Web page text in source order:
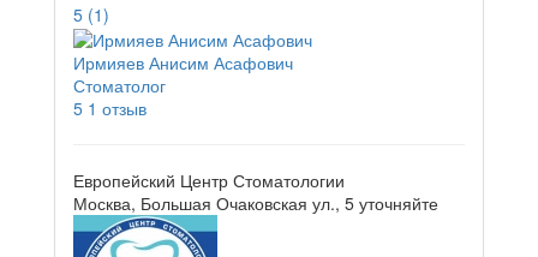
5 (1)
Ирмияев Анисим Асафович
Стоматолог
5 1 отзыв
Европейский Центр Стоматологии
Москва, Большая Очаковская ул., 5 уточняйте